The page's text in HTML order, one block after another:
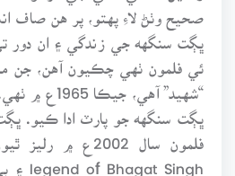
صحيح وٺڻ لاءِ پهتو، پر هن صاف
ڀڳت سنگهه جي زندگي ۽ ان دور
ئي فلمون ٺهي چڪيون آهن، جن
“شهيد” آهي،
ڀڳت سنگهه جو پارٽ ادا ڪيو.